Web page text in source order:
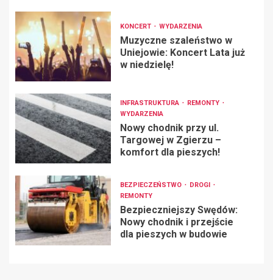
KONCERT WYDARZENIA
Muzyczne szaleństwo w
Uniejowie: Koncert Lata już
w niedzielę!
INFRASTRUKTURA
REMONTY
WYDARZENIA
Nowy chodnik przy ul.
Targowej w Zgierzu –
komfort dla pieszych!
BEZPIECZEŃSTWO
DROGI
REMONTY
Bezpieczniejszy Swędów:
Nowy chodnik i przejście
dla pieszych w budowie